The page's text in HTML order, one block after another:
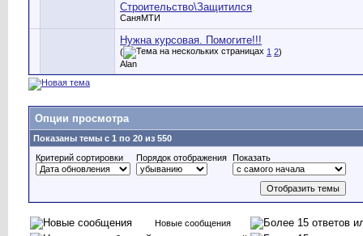
Строительство\Защитился
СаняМТИ
Нужна курсовая. Помогите!!!
( 1 2)
Alan
Опции просмотра
Показаны темы с 1 по 20 из 550
Критерий сортировки
Порядок отображения Показать
Новые сообщения